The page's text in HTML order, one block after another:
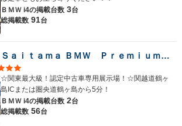
ＢＭＷ i4の掲載台数 3台
総掲載数 91台
Ｍｏｔｏｒｅｎ Ｓａｉｔａｍａ ＢＭＷ Ｐｒｅｍｉｕｍ Ｓｅｌｅｃｔｉｏｎ 鶴ヶ島
☆関東最大級！認定中古車専用展示場！☆関越道鶴ヶ
島ICまたは圏央道鶴ヶ島から5分！
ＢＭＷ i4の掲載台数 2台
総掲載数 56台